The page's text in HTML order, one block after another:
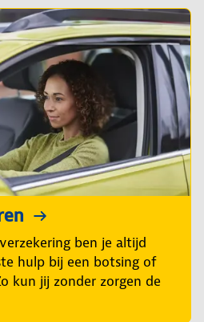
ben je altijd
hulp bij een botsing of
kun jij zonder zorgen de